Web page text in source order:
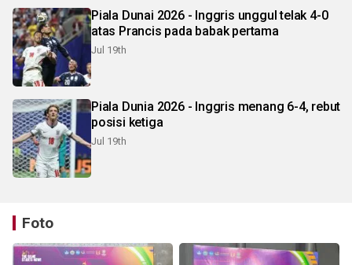
Piala Dunai 2026 - Inggris unggul telak 4-0
atas Prancis pada babak pertama
Jul 19th
Piala Dunia 2026 - Inggris menang 6-4, rebut
posisi ketiga
Jul 19th
Foto